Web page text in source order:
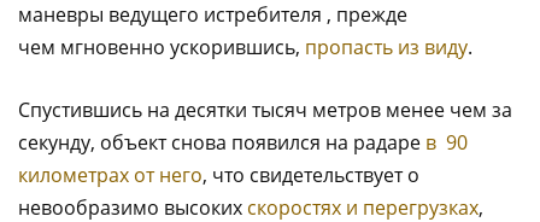
маневры ведущего истребителя , прежде
чем мгновенно ускорившись, пропасть из виду.
Спустившись на десятки тысяч метров менее чем за
секунду, объект снова появился на радаре в 90
километрах от него, что свидетельствует о
невообразимо высоких скоростях и перегрузках,